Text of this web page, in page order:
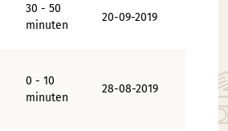
30 - 50
minuten
20-09-2019
0 - 10
minuten
28-08-2019